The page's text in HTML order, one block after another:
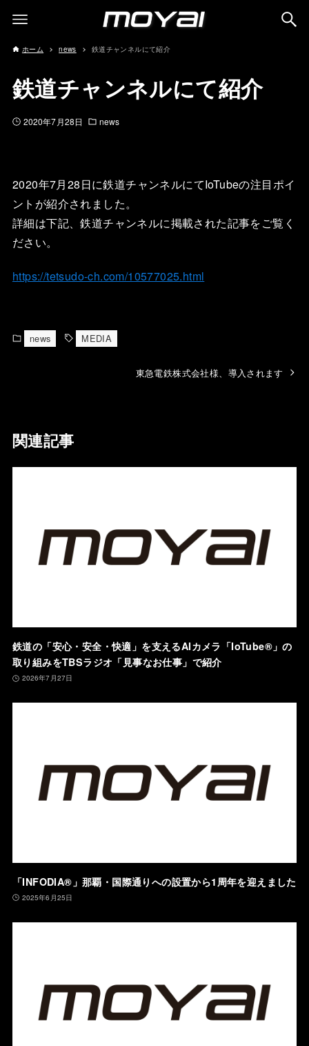
ホーム news 鉄道チャンネルにて紹介
鉄道チャンネルにて紹介
2020年7月28日 news
2020年7月28日に鉄道チャンネルにてIoTubeの注目ポイ
ントが紹介されました。
詳細は下記、鉄道チャンネルに掲載された記事をご覧く
ださい。
https://tetsudo-ch.com/10577025.html
news MEDIA
東急電鉄株式会社様、導入されます
関連記事
鉄道の「安心・安全・快適」を支えるAIカメラ「IoTube®︎」の
取り組みをTBSラジオ「見事なお仕事」で紹介
2026年7月27日
「INFODIA®」那覇・国際通りへの設置から1周年を迎えました
2025年6月25日